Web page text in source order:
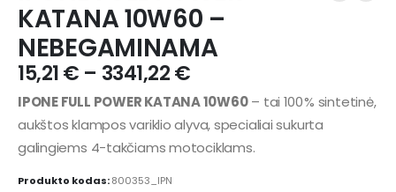
KATANA 10W60 –
NEBEGAMINAMA
15,21€ – 3341,22€
IPONE FULL POWER KATANA 10W60– tai 100 % sintetinė,
aukštos klampos variklio alyva, specialiai sukurta
galingiems 4-takčiams motociklams.
Produkto kodas:800353_IPN